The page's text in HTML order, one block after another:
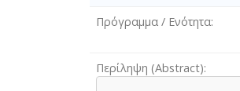
Πρόγραμμα / Ενότητα
Περίληψη (Abstract)